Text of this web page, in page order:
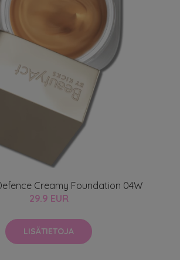
Creamy Foundation 04W
29.9 EUR
LISÄTIETOJA